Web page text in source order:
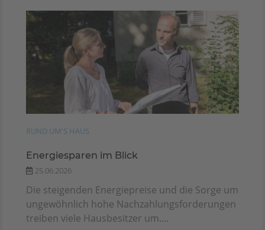
RUND UM'S HAUS
Energiesparen im Blick
25.06.2026
Die steigenden Energiepreise und die Sorge um
ungewöhnlich hohe Nachzahlungsforderungen
treiben viele Hausbesitzer um....